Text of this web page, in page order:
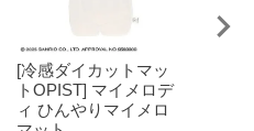
[冷感ダイカットマッ
トOPIST] マイメロデ
ィ ひんやりマイメロ